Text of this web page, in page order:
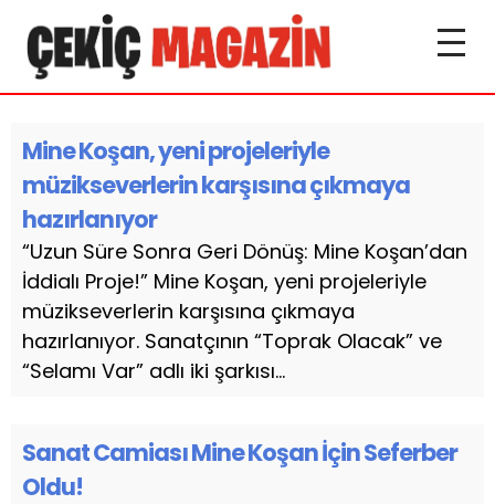
Mine Koşan, yeni projeleriyle
müzikseverlerin karşısına çıkmaya
hazırlanıyor
“Uzun Süre Sonra Geri Dönüş: Mine Koşan’dan
İddialı Proje!” Mine Koşan, yeni projeleriyle
müzikseverlerin karşısına çıkmaya
hazırlanıyor. Sanatçının “Toprak Olacak” ve
“Selamı Var” adlı iki şarkısı...
Sanat Camiası Mine Koşan İçin Seferber
Oldu!